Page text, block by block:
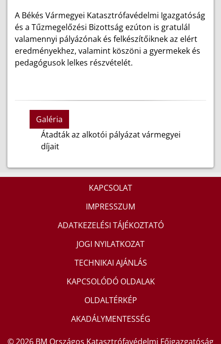
A Békés Vármegyei Katasztrófavédelmi Igazgatóság
és a Tűzmegelőzési Bizottság ezúton is gratulál
valamennyi pályázónak és felkészítőiknek az elért
eredményekhez, valamint köszöni a gyermekek és
pedagógusok lelkes részvételét.
Galéria
Átadták az alkotói pályázat vármegyei
díjait
KAPCSOLAT
IMPRESSZUM
ADATKEZELÉSI TÁJÉKOZTATÓ
JOGI NYILATKOZAT
TECHNIKAI AJÁNLÁS
KAPCSOLÓDÓ OLDALAK
OLDALTÉRKÉP
AKADÁLYMENTESSÉG
© 2026 BM Országos Katasztrófavédelmi Főigazgatóság